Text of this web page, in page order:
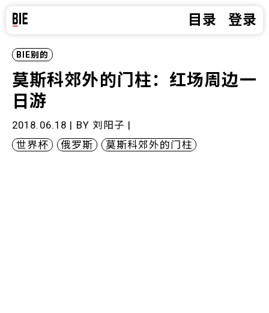
目录 登录
BIE别的
莫斯科郊外的门柱：红场周边一
日游
2018.06.18 | BY 刘阳子 |
世界杯
俄罗斯 莫斯科郊外的门柱